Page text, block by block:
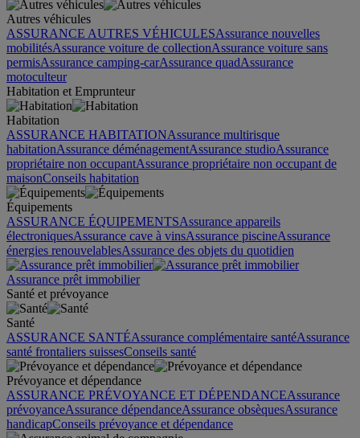
Autres véhicules
ASSURANCE AUTRES VÉHICULESAssurance nouvelles
mobilitésAssurance voiture de collectionAssurance voiture sans
permisAssurance camping-carAssurance quadAssurance
motoculteur
Habitation et Emprunteur
Habitation
ASSURANCE HABITATIONAssurance multirisque
habitationAssurance déménagementAssurance studioAssurance
propriétaire non occupantAssurance propriétaire non occupant de
maisonConseils habitation
Équipements
ASSURANCE ÉQUIPEMENTSAssurance appareils
électroniquesAssurance cave à vinsAssurance piscineAssurance
énergies renouvelablesAssurance des objets du quotidien
Assurance prêt immobilier
Santé et prévoyance
Santé
ASSURANCE SANTÉAssurance complémentaire santéAssurance
santé frontaliers suissesConseils santé
Prévoyance et dépendance
ASSURANCE PRÉVOYANCE ET DÉPENDANCEAssurance
prévoyanceAssurance dépendanceAssurance obsèquesAssurance
handicapConseils prévoyance et dépendance